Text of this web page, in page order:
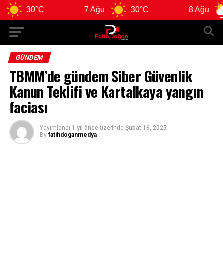
30°C 7 Ağu 30°C 8 Ağu
GÜNDEM
TBMM’de gündem Siber Güvenlik
Kanun Teklifi ve Kartalkaya yangın
faciası
Yayımlandı 1 yıl önce üzerinde Şubat 16, 2025
By fatihdoganmedya